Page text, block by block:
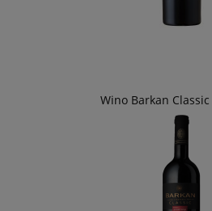
Wino Barkan